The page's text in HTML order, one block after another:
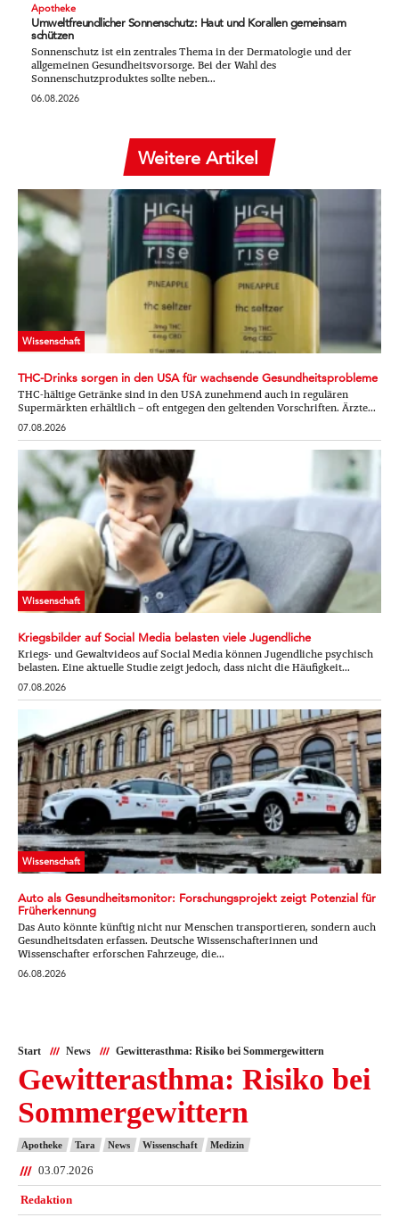
Apotheke
Umweltfreundlicher Sonnenschutz: Haut und Korallen gemeinsam
schützen
Sonnenschutz ist ein zentrales Thema in der Dermatologie und der
allgemeinen Gesundheitsvorsorge. Bei der Wahl des
Sonnenschutzproduktes sollte neben...
06.08.2026
Weitere Artikel
Wissenschaft
THC-Drinks sorgen in den USA für wachsende Gesundheitsprobleme
THC-hältige Getränke sind in den USA zunehmend auch in regulären
Supermärkten erhältlich – oft entgegen den geltenden Vorschriften. Ärzte...
07.08.2026
Wissenschaft
Kriegsbilder auf Social Media belasten viele Jugendliche
Kriegs- und Gewaltvideos auf Social Media können Jugendliche psychisch
belasten. Eine aktuelle Studie zeigt jedoch, dass nicht die Häufigkeit...
07.08.2026
Wissenschaft
Auto als Gesundheitsmonitor: Forschungsprojekt zeigt Potenzial für
Früherkennung
Das Auto könnte künftig nicht nur Menschen transportieren, sondern auch
Gesundheitsdaten erfassen. Deutsche Wissenschafterinnen und
Wissenschafter erforschen Fahrzeuge, die...
06.08.2026